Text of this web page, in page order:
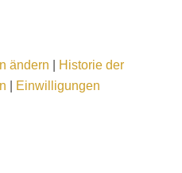
ändern
Historie der
Einwilligungen